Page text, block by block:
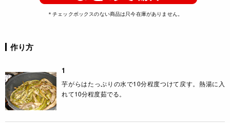
＊チェックボックスのない商品は只今在庫がありません。
作り方
1
芋がらはたっぷりの水で10分程度つけて戻す。熱湯に入
れて10分程度茹でる。